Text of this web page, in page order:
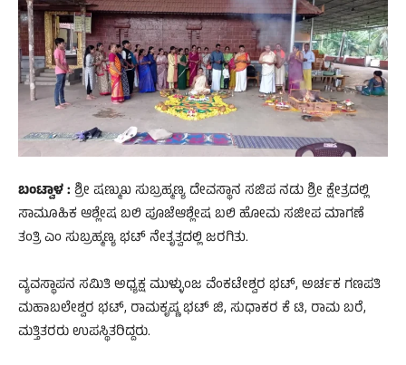
ಬಂಟ್ವಾಳ : ಶ್ರೀ ಷಣ್ಮುಖ ಸುಬ್ರಹ್ಮಣ್ಯ ದೇವಸ್ಥಾನ ಸಜಿಪ ನಡು ಶ್ರೀ ಕ್ಷೇತ್ರದಲ್ಲಿ
ಸಾಮೂಹಿಕ ಆಶ್ಲೇಷ ಬಲಿ ಪೂಜೆಆಶ್ಲೇಷ ಬಲಿ ಹೋಮ ಸಜೀಪ ಮಾಗಣೆ
ತಂತ್ರಿ ಎಂ ಸುಬ್ರಹ್ಮಣ್ಯ ಭಟ್ ನೇತೃತ್ವದಲ್ಲಿ ಜರಗಿತು.
ವ್ಯವಸ್ಥಾಪನ ಸಮಿತಿ ಅಧ್ಯಕ್ಷ ಮುಳ್ಳುಂಜ ವೆಂಕಟೇಶ್ವರ ಭಟ್, ಅರ್ಚಕ ಗಣಪತಿ
ಮಹಾಬಲೇಶ್ವರ ಭಟ್, ರಾಮಕೃಷ್ಣ ಭಟ್ ಜಿ, ಸುಧಾಕರ ಕೆ ಟಿ, ರಾಮ ಬರೆ,
ಮತ್ತಿತರರು ಉಪಸ್ಥಿತರಿದ್ದರು.